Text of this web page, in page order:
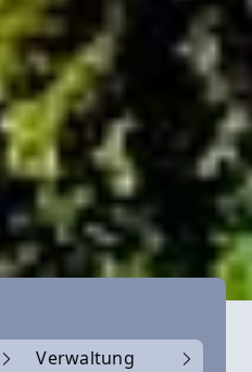
Verwaltung